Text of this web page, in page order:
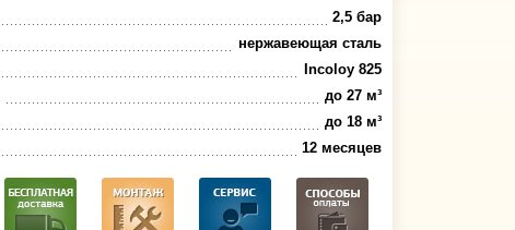
2,5 бар
нержавеющая сталь
Incoloy 825
до 27 м³
до 18 м³
12 месяцев